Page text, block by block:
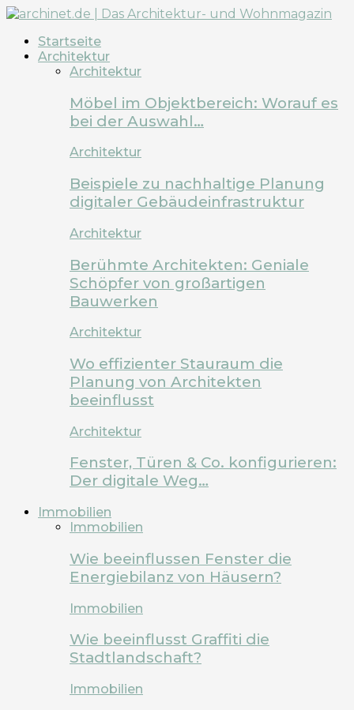
Startseite
Architektur
Architektur
Möbel im Objektbereich: Worauf es
bei der Auswahl…
Architektur
Beispiele zu nachhaltige Planung
digitaler Gebäudeinfrastruktur
Architektur
Berühmte Architekten: Geniale
Schöpfer von großartigen
Bauwerken
Architektur
Wo effizienter Stauraum die
Planung von Architekten
beeinflusst
Architektur
Fenster, Türen & Co. konfigurieren:
Der digitale Weg…
Immobilien
Immobilien
Wie beeinflussen Fenster die
Energiebilanz von Häusern?
Immobilien
Wie beeinflusst Graffiti die
Stadtlandschaft?
Immobilien